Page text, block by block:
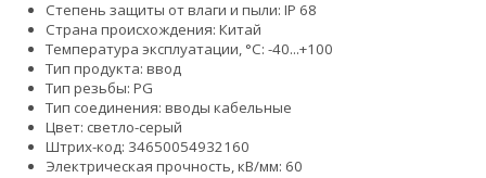
Степень защиты от влаги и пыли: IP 68
Страна происхождения: Китай
Температура эксплуатации, °С: -40...+100
Тип продукта: ввод
Тип резьбы: PG
Тип соединения: вводы кабельные
Цвет: светло-серый
Штрих-код: 34650054932160
Электрическая прочность, кВ/мм: 60